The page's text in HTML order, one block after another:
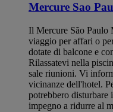
Mercure Sao
Il Mercure São Paulo
viaggio per affari o
dotate di balcone e
Rilassatevi nella
sale riunioni. Vi
vicinanze dell'hotel.
potrebbero disturbare
impegno a ridurre al